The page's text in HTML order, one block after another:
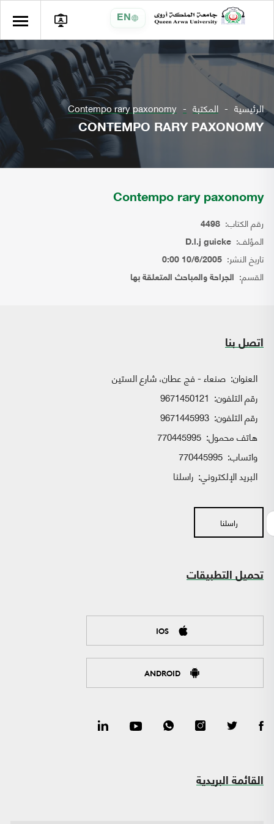
EN
الرئيسية المكتبة Contempo rary paxonomy
CONTEMPO RARY PAXONOMY
Contempo rary paxonomy
رقم الكتاب: 4498
المؤلف: D.l.j guicke
تاريخ النشر: 10/6/2005 0:00
القسم: الجراحة والمباحث المتعلقة بها
اتصل بنا
العنوان: صنعاء - فج عطان، شارع الستين
رقم التلفون: 9671450121
رقم التلفون: 9671445993
هاتف محمول: 770445995
واتساب:
البريد الإلكتروني: راسلنا
راسلنا
تحميل التطبيقات
IOS
ANDROID
القائمة البريدية